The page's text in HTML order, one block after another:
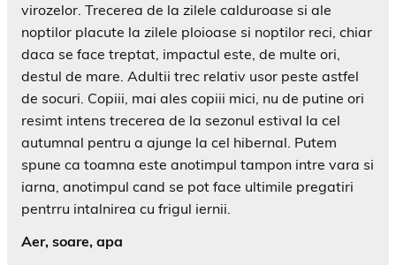
virozelor. Trecerea de la zilele calduroase si ale
noptilor placute la zilele ploioase si noptilor reci, chiar
daca se face treptat, impactul este, de multe ori,
destul de mare. Adultii trec relativ usor peste astfel
de socuri. Copiii, mai ales copiii mici, nu de putine ori
resimt intens trecerea de la sezonul estival la cel
autumnal pentru a ajunge la cel hibernal. Putem
spune ca toamna este anotimpul tampon intre vara si
iarna, anotimpul cand se pot face ultimile pregatiri
pentrru intalnirea cu frigul iernii.
Aer, soare, apa